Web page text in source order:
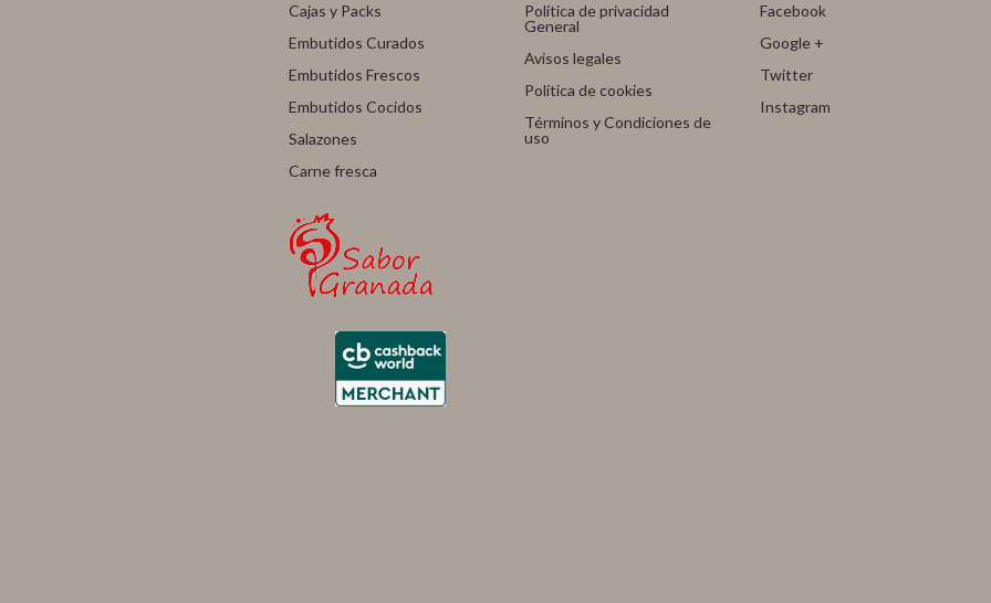
Cajas y Packs
Embutidos Curados
Embutidos Frescos
Embutidos Cocidos
Salazones
Carne fresca
Política de privacidad
General
Avisos legales
Política de cookies
Términos y Condiciones de
uso
Facebook
Google +
Twitter
Instagram